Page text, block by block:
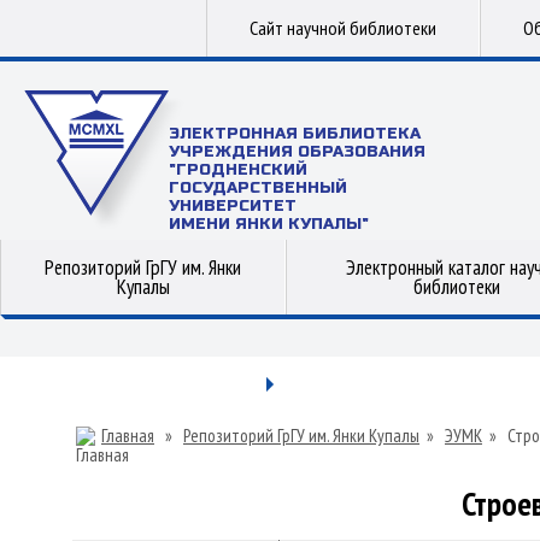
Сайт научной библиотеки
ЭЛЕКТРОННАЯ БИБЛИОТЕКА
УЧРЕЖДЕНИЯ ОБРАЗОВАНИЯ
"ГРОДНЕНСКИЙ
ГОСУДАРСТВЕННЫЙ
УНИВЕРСИТЕТ
ИМЕНИ ЯНКИ КУПАЛЫ"
Репозиторий ГрГУ им. Янки
Купалы
Электронный каталог
библиотеки
Главная » Репозиторий ГрГУ им. Янки Купалы » ЭУМК »